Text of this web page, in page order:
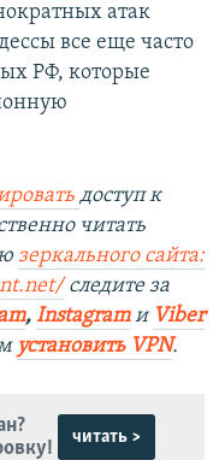
атак
все еще часто
РФ, которые
доступ к
читать
зеркального сайта:
следите за
, Instagramи Viber
установить VPN.
читать >